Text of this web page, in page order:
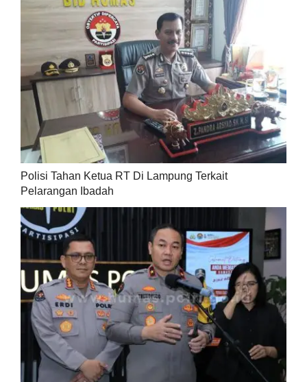
Polisi Tahan Ketua RT Di Lampung Terkait
Pelarangan Ibadah